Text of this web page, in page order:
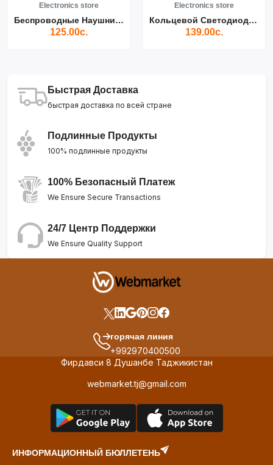
Electronics store
Беспроводные Наушники Air...
125.00с.
Electronics store
Кольцевой Светодиодный Св...
139.00с.
Быстрая Доставка
быстрая доставка по всей стране
Подлинные Продукты
100% подлинные продукты
100% Безопасный Платеж
We Ensure Secure Transactions
24/7 Центр Поддержки
We Ensure Quality Support
горячая линия
+992970400500
Фирдавси 8 Душанбе Таджикистан
webmarket.tj@gmail.com
ИНФОРМАЦИОННЫЙ БЮЛЛЕТЕНЬ